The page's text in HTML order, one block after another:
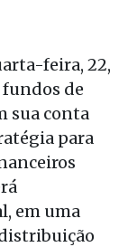
feira, 22,
fundos de
sua conta
para
em uma